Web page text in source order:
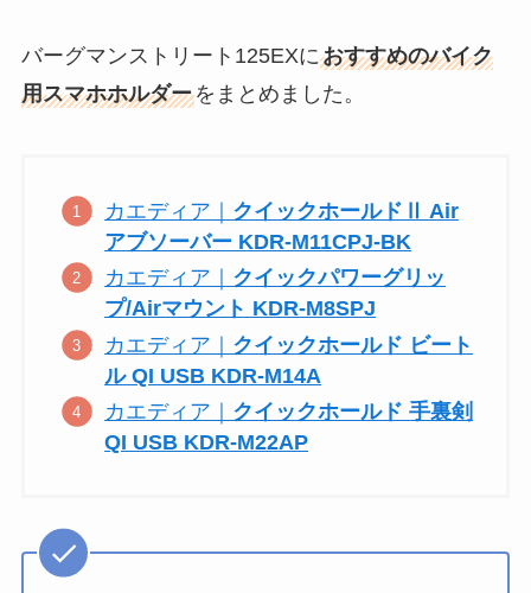
バーグマンストリート125EXにおすすめのバイク
用スマホホルダーをまとめました。
カエディア｜ クイックホールドⅡ Air
アブソーバー KDR-M11CPJ-BK
カエディア｜ クイックパワーグリッ
プ/Airマウント KDR-M8SPJ
カエディア｜ クイックホールド ビート
ル QI USB KDR-M14A
カエディア｜ クイックホールド 手裏剣
QI USB KDR-M22AP